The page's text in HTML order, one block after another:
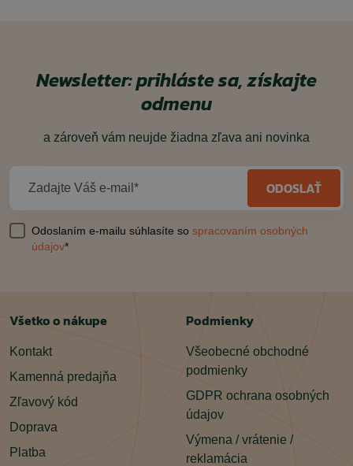
Newsletter: prihláste sa, získajte
odmenu
a zároveň vám neujde žiadna zľava ani novinka
Zadajte Váš e-mail* ODOSLAŤ
Odoslaním e-mailu súhlasíte so spracovaním osobných
údajov*
Všetko o nákupe
Kontakt
Kamenná predajňa
Zľavový kód
Doprava
Platba
Podmienky
Všeobecné obchodné
podmienky
GDPR ochrana osobných
údajov
Výmena / vrátenie /
reklamácia